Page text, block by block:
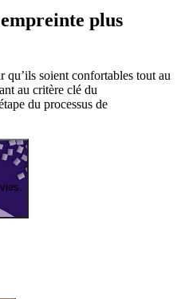
plus
soient confortables tout au
au critère clé du
du processus de